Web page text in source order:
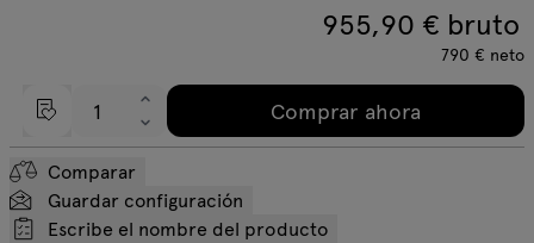
955,90 € bruto
790 € neto
Comprar ahora
Comparar
Guardar configuración
Escribe el nombre del producto